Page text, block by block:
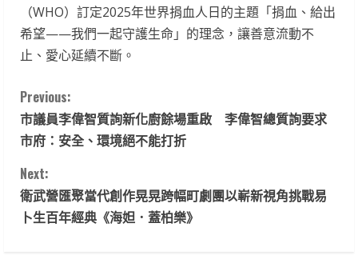
（WHO）訂定2025年世界捐血人日的主題「捐血、給出
希望——我們一起守護生命」的理念，讓善意流動不
止、愛心延續不斷。
C
o
n
t
i
Previous:
市議員李偉智質詢新化廚餘場重啟 李偉智總質詢要求
市府：安全、環境絕不能打折
Next:
衛武營匯聚當代創作晃晃跨幅町劇團以嶄新視角挑戰易
卜生百年經典《海妲．蓋柏樂》